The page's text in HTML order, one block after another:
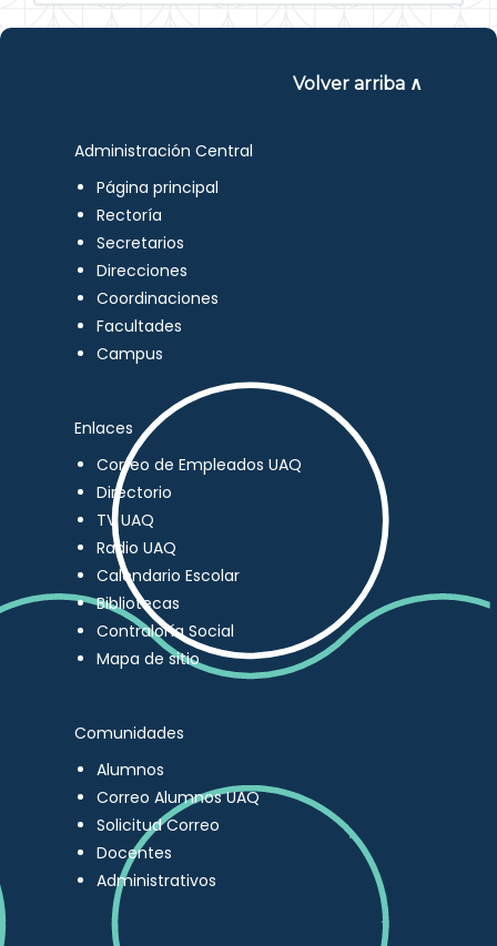
Volver arriba ∧
Administración Central
Página principal
Rectoría
Secretarios
Direcciones
Coordinaciones
Facultades
Campus
Enlaces
Correo de Empleados UAQ
Directorio
TV UAQ
Radio UAQ
Calendario Escolar
Bibliotecas
Contraloría Social
Mapa de sitio
Comunidades
Alumnos
Correo Alumnos UAQ
Solicitud Correo
Docentes
Administrativos